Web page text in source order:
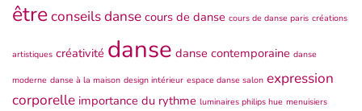
êtreconseils danse cours de danse cours de danse paris créations
artistiques créativité danse danse contemporaine danse
moderne danse à la maison design intérieur espace danse salon expression
corporelle importance du rythme luminaires philips hue menuisiers